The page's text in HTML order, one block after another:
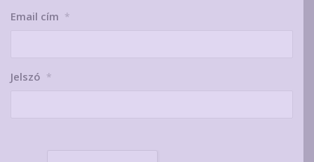
Email cím *
Jelszó *